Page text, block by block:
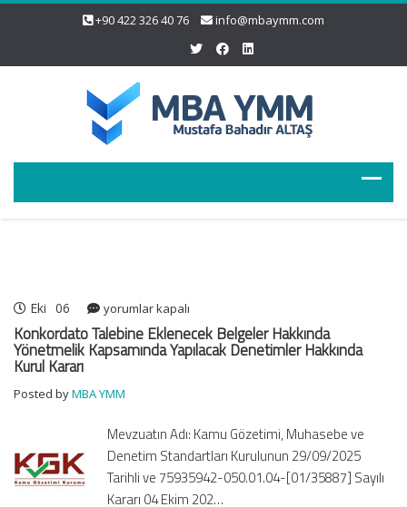
+90 422 326 40 76 info@mbaymm.com
Eki 06
Konkordato
Talebine
Eklenecek
Belgeler
Yönetmelik
Yapılacak
Denetimler
Hakkında
Kurul
yorumlar kapalı
Konkordato Talebine Eklenecek Belgeler Hakkında
Yönetmelik Kapsamında Yapılacak Denetimler Hakkında
Kurul Kararı
Posted byMBA YMM
Mevzuatın Adı: Kamu Gözetimi, Muhasebe ve
Denetim Standartları Kurulunun 29/09/2025
Tarihli ve 75935942-050.01.04-[01/35887] Sayılı
Kararı 04 Ekim 202…